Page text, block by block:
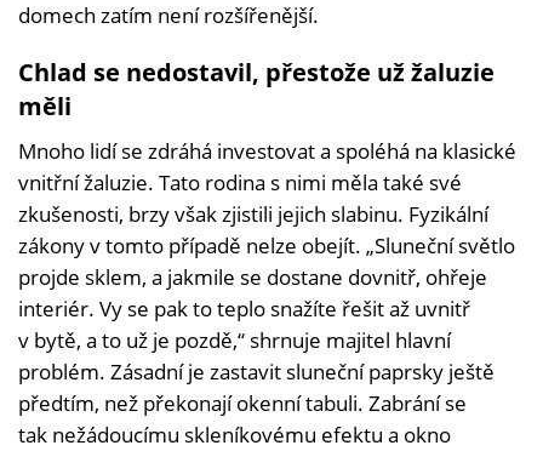
domech zatím není rozšířenější.
Chlad se nedostavil, přestože už žaluzie
měli
Mnoho lidí se zdráhá investovat a spoléhá na klasické
vnitřní žaluzie. Tato rodina s nimi měla také své
zkušenosti, brzy však zjistili jejich slabinu. Fyzikální
zákony v tomto případě nelze obejít. „Sluneční světlo
projde sklem, a jakmile se dostane dovnitř, ohřeje
interiér. Vy se pak to teplo snažíte řešit až uvnitř
v bytě, a to už je pozdě,“ shrnuje majitel hlavní
problém. Zásadní je zastavit sluneční paprsky ještě
předtím, než překonají okenní tabuli. Zabrání se
tak nežádoucímu skleníkovému efektu a okno